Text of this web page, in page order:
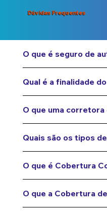
Dúvidas Frequentes
O que é seguro de
Qual é a finalidade
O que uma
Quais são os tipos
O que é Cobertura
O que a Cobertura